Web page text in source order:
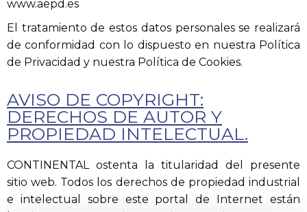
www.aepd.es
El tratamiento de estos datos personales se realizará
de conformidad con lo dispuesto en nuestra Política
de Privacidad y nuestra Política de Cookies.
AVISO DE COPYRIGHT:
DERECHOS DE AUTOR Y
PROPIEDAD INTELECTUAL.
CONTINENTAL ostenta la titularidad del presente
sitio web. Todos los derechos de propiedad industrial
e intelectual sobre este portal de Internet están